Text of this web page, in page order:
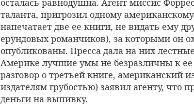
осталась равнодушна. Агент миссис
таланта, пригрозил одному
напечатает две ее книги, не видать ему
ерундовых романчиков), за которыми он
опубликованы. Пресса дала на них
Америке лучшие умы не безразличны к ее
разговор о третьей книге, американский
издателям грубостью) заявил агенту, что
деньги на выпивку.